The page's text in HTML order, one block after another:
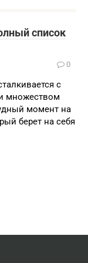
список
0
с
множеством
момент на
берет на себя